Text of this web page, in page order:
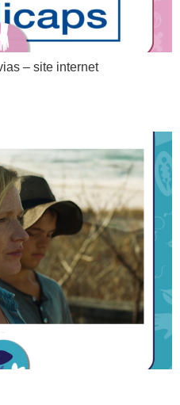
– site internet